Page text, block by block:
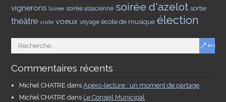
vignerons Soirée soirée alsacienne soirée d'azelot sortie
théâtre visite voeux voyage école de musique élection
Commentaires récents
Michel CHATRE dansApéro-lecture : un moment de partage
Michel CHATRE dans Le Conseil Municipal